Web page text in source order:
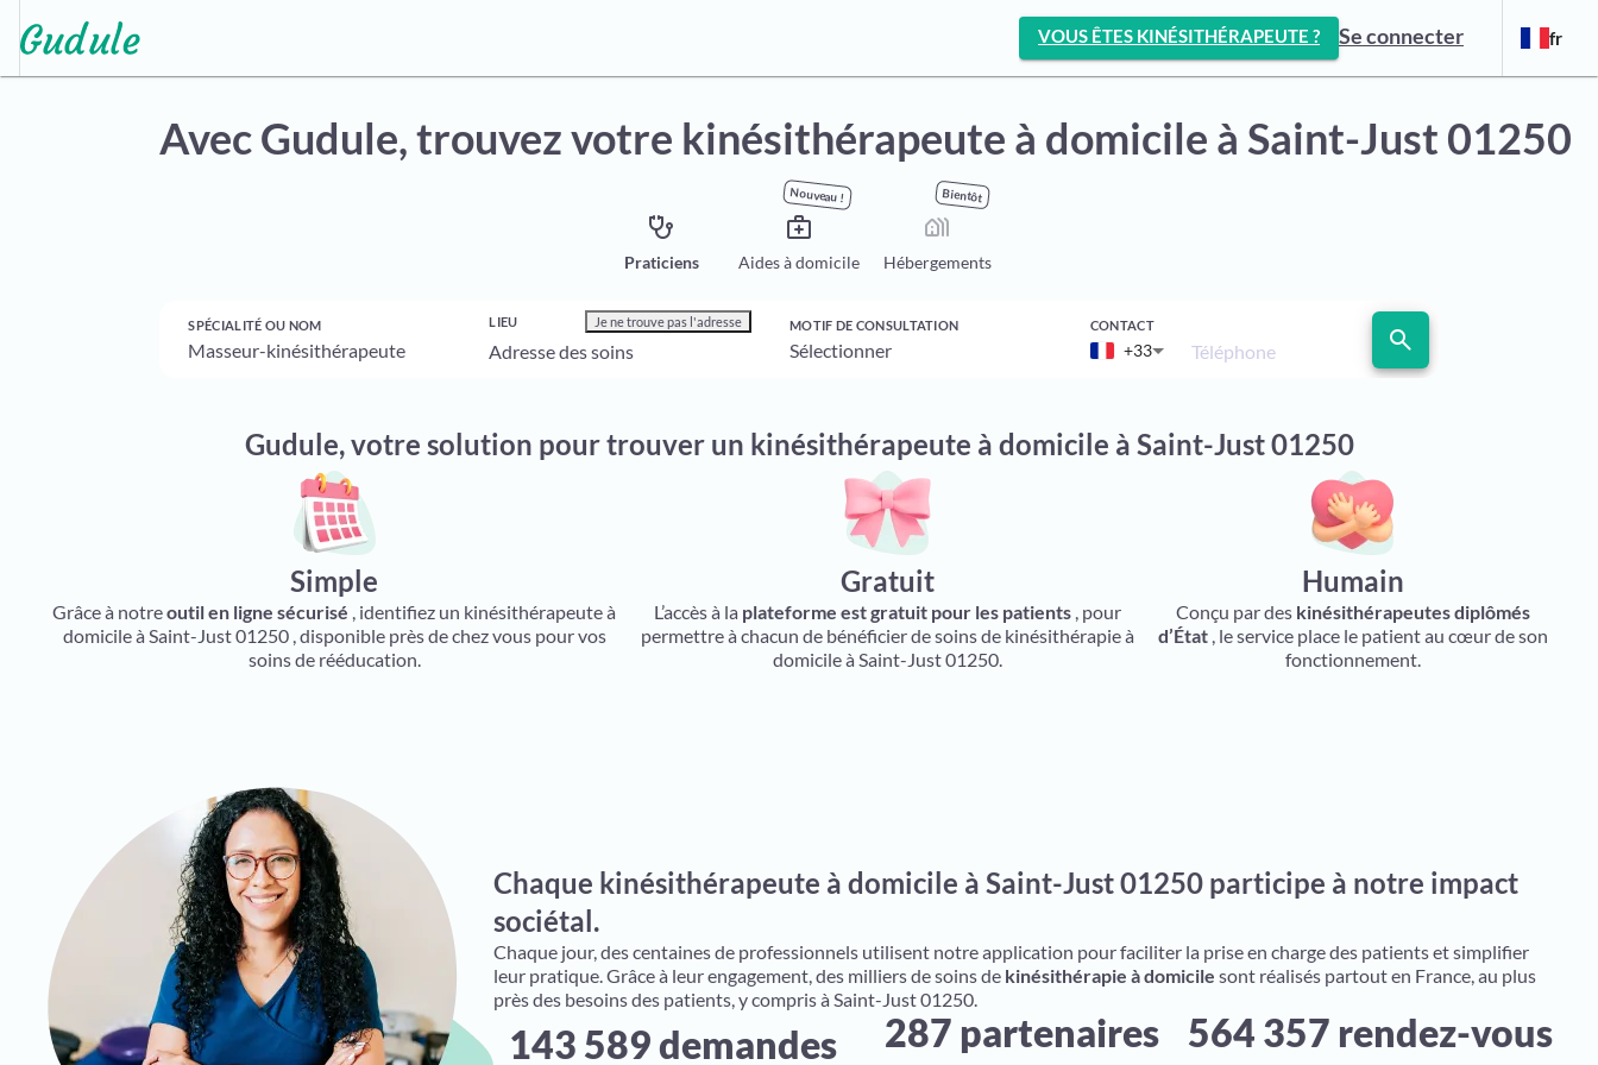
VOUS ÊTES KINÉSITHÉRAPEUTE ? Se connecter fr
Avec Gudule,trouvez votre kinésithérapeute à domicile à Saint-Just 01250
stethoscope
Praticiens
Nouveau !
medical_services
Aides à domicile
Bientôt
holiday_village
Hébergements
SPÉCIALITÉ OU NOM LIEU Je ne trouve pas l'adresse MOTIF DE CONSULTATION CONTACT
+33 Téléphone search
Gudule, votre solution pour trouver un kinésithérapeute à domicile à Saint-Just 01250
Simple
Grâce à notreoutil en ligne sécurisé , identifiez un kinésithérapeute à
domicile à Saint-Just 01250 , disponible près de chez vous pour vos
soins de rééducation.
Gratuit
L’accès à la plateforme est gratuit pour les patients , pour
permettre à chacun de bénéficier de soins de kinésithérapie à
domicile à Saint-Just 01250.
Humain
Conçu par des kinésithérapeutes diplômés
d’État, le service place le patient au cœur de son
fonctionnement.
Chaque kinésithérapeute à domicile à Saint-Just 01250 participe à notre impact
sociétal.
Chaque jour, des centaines de professionnels utilisent notre application pour faciliter la prise en charge des patients et simplifier
leur pratique. Grâce à leur engagement, des milliers de soins de kinésithérapie à domicile sont réalisés partout en France, au plus
près des besoins des patients, y compris à Saint-Just 01250.
143 589 demandes 287 partenaires 564 357 rendez-vous